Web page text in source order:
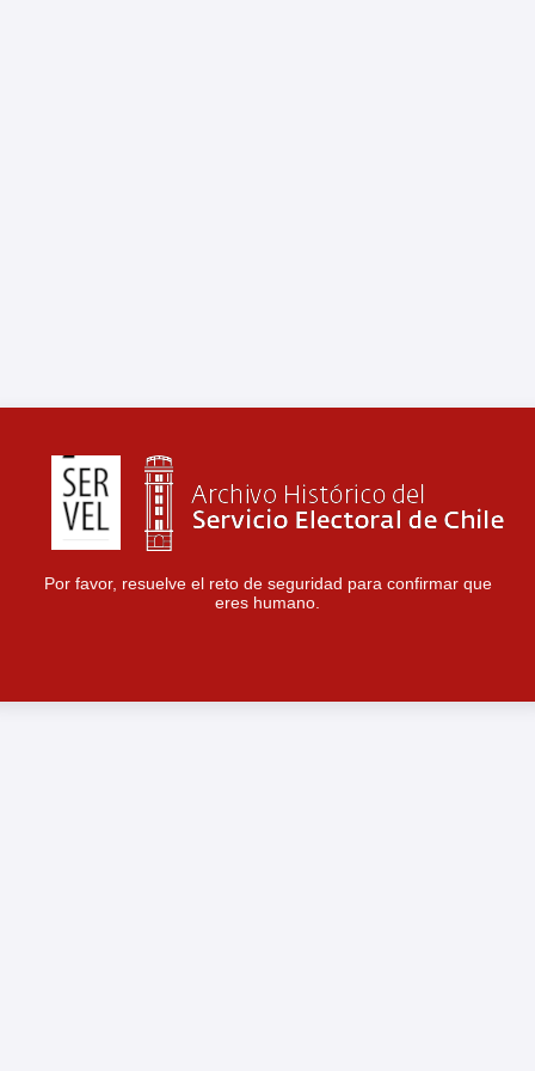
Por favor, resuelve el reto de seguridad para confirmar que
eres humano.